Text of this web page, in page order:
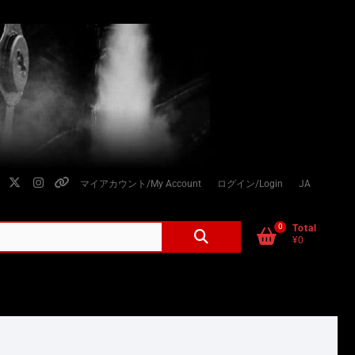
twitter
instagram
個
情
り
マイアカウント/My Account ログイン/Login JA
0
Total
¥0